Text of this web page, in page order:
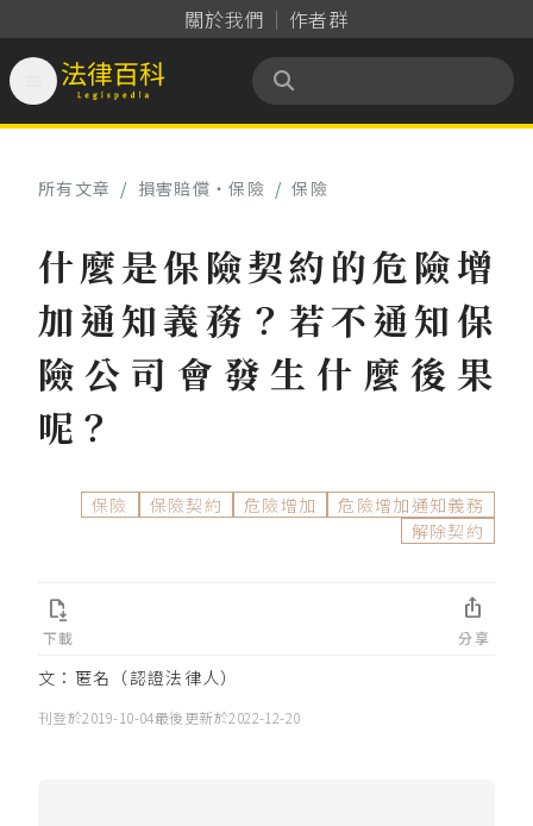
關於我們 作者群
法律百科 Legispedia
所有文章 / 損害賠償‧保險 / 保險
什麼是保險契約的危險增
加通知義務？若不通知保
險公司會發生什麼後果
呢？
保險 保險契約 危險增加
危險增加通知義務
解除契約
文：匿名（認證法律人）
刊登於2019-10-04最後更新於2022-12-20
下載

分享
